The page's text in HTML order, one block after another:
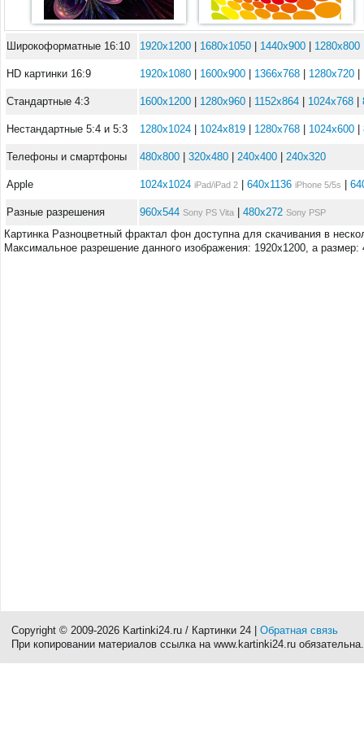
Широкоформатные 16:10 1920x1200 1680x1050 1440x900 1280x800
HD картинки 16:9 1920x1080 1600x900 1366x768 1280x720
Стандартные 4:3 1600x1200 1280x960 1152x864 1024x768
Нестандартные 5:4 и 5:3 1280x1024 1024x819 1280x768 1024x600
Телефоны и смартфоны 480x800 320x480 240x400 240x320
Apple 1024x1024 iPad/iPad 2 640x1136 iPhone 5/5s
Разные разрешения 960x544 Sony PS Vita 480x272 Sony PSP
Картинка Разноцветный фрактал фон доступна для скачивания в
Максимальное разрешение данного изображения: 1920x1200, а размер:
Copyright © 2009-2026 Kartinki24.ru / Картинки 24 | Обратная связь
При копировании материалов ссылка на www.kartinki24.ru обязательна.